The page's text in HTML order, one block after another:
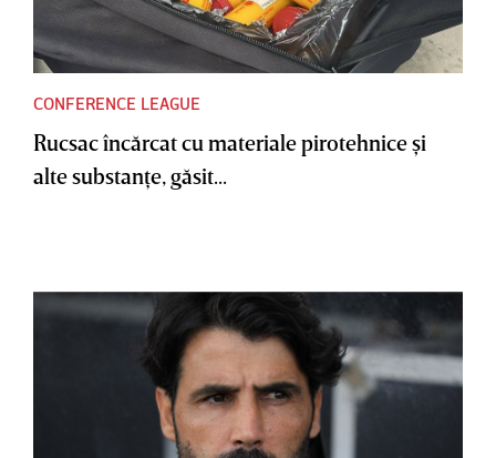
CONFERENCE LEAGUE
Rucsac încărcat cu materiale pirotehnice şi
alte substanţe, găsit...